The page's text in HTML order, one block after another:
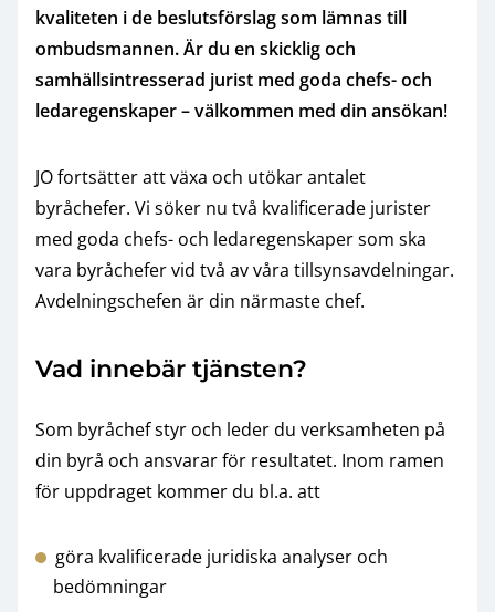
kvaliteten i de beslutsförslag som lämnas till
ombudsmannen. Är du en skicklig och
samhällsintresserad jurist med goda chefs- och
ledaregenskaper – välkommen med din ansökan!
JO fortsätter att växa och utökar antalet
byråchefer. Vi söker nu två kvalificerade jurister
med goda chefs- och ledaregenskaper som ska
vara byråchefer vid två av våra tillsynsavdelningar.
Avdelningschefen är din närmaste chef.
Vad innebär tjänsten?
Som byråchef styr och leder du verksamheten på
din byrå och ansvarar för resultatet. Inom ramen
för uppdraget kommer du bl.a. att
göra kvalificerade juridiska analyser och
bedömningar